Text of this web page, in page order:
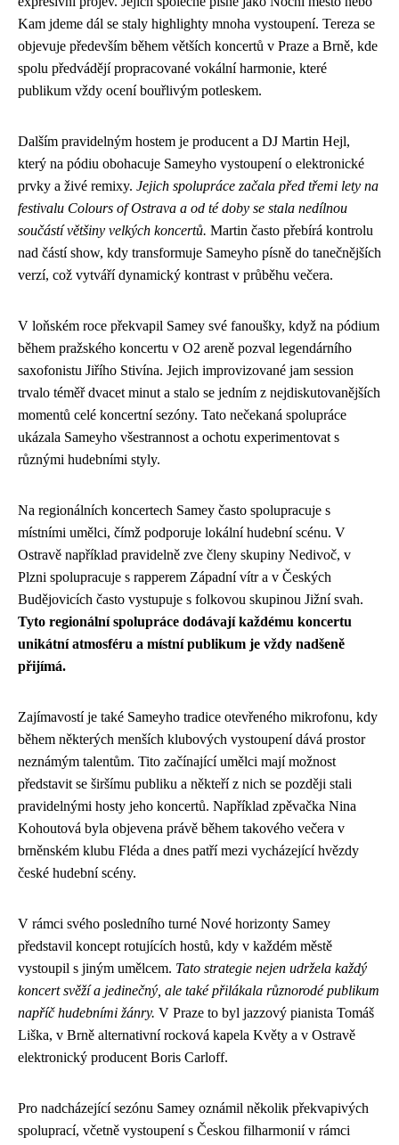
Kam jdeme dál se staly highlighty mnoha vystoupení. Tereza se
objevuje především během větších koncertů v Praze a Brně, kde
spolu předvádějí propracované vokální harmonie, které
publikum vždy ocení bouřlivým potleskem.
Dalším pravidelným hostem je producent a DJ Martin Hejl,
který na pódiu obohacuje Sameyho vystoupení o elektronické
prvky a živé remixy. Jejich spolupráce začala před třemi lety na
festivalu Colours of Ostrava a od té doby se stala nedílnou
součástí většiny velkých koncertů. Martin často přebírá kontrolu
nad částí show, kdy transformuje Sameyho písně do tanečnějších
verzí, což vytváří dynamický kontrast v průběhu večera.
V loňském roce překvapil Samey své fanoušky, když na pódium
během pražského koncertu v O2 areně pozval legendárního
saxofonistu Jiřího Stivína. Jejich improvizované jam session
trvalo téměř dvacet minut a stalo se jedním z nejdiskutovanějších
momentů celé koncertní sezóny. Tato nečekaná spolupráce
ukázala Sameyho všestrannost a ochotu experimentovat s
různými hudebními styly.
Na regionálních koncertech Samey často spolupracuje s
místními umělci, čímž podporuje lokální hudební scénu. V
Ostravě například pravidelně zve členy skupiny Nedivoč, v
Plzni spolupracuje s rapperem Západní vítr a v Českých
Budějovicích často vystupuje s folkovou skupinou Jižní svah.
Tyto regionální spolupráce dodávají každému koncertu
unikátní atmosféru a místní publikum je vždy nadšeně
přijímá.
Zajímavostí je také Sameyho tradice otevřeného mikrofonu, kdy
během některých menších klubových vystoupení dává prostor
neznámým talentům. Tito začínající umělci mají možnost
představit se širšímu publiku a někteří z nich se později stali
pravidelnými hosty jeho koncertů. Například zpěvačka Nina
Kohoutová byla objevena právě během takového večera v
brněnském klubu Fléda a dnes patří mezi vycházející hvězdy
české hudební scény.
V rámci svého posledního turné Nové horizonty Samey
představil koncept rotujících hostů, kdy v každém městě
vystoupil s jiným umělcem. Tato strategie nejen udržela každý
koncert svěží a jedinečný, ale také přilákala různorodé publikum
napříč hudebními žánry. V Praze to byl jazzový pianista Tomáš
Liška, v Brně alternativní rocková kapela Květy a v Ostravě
elektronický producent Boris Carloff.
Pro nadcházející sezónu Samey oznámil několik překvapivých
spoluprací, včetně vystoupení s Českou filharmonií v rámci